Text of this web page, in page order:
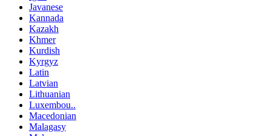
Javanese
Kannada
Kazakh
Khmer
Kurdish
Kyrgyz
Latin
Latvian
Lithuanian
Luxembou..
Macedonian
Malagasy